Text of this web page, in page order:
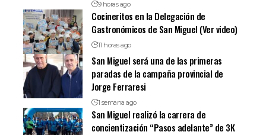
9 horas ago
Cocineritos en la Delegación de
Gastronómicos de San Miguel (Ver video)
11 horas ago
San Miguel será una de las primeras
paradas de la campaña provincial de
Jorge Ferraresi
1 semana ago
San Miguel realizó la carrera de
concientización “Pasos adelante” de 3K